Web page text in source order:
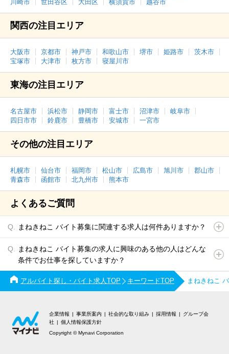
川崎市
世田谷区 大田区 横須賀市 越谷市
関西の注目エリア
大阪市 京都市 神戸市 和歌山市 堺市 姫路市
茨木市
宝塚市
大津市 枚方市 寝屋川市
東海の注目エリア
名古屋市 浜松市 静岡市 富士市 沼津市
岐阜市
四日市市
鈴鹿市 豊橋市 安城市 一宮市
その他の注目エリア
札幌市 仙台市 福岡市 松山市 広島市 旭川市
郡山市
青森市
函館市 北九州市 熊本市
よくあるご質問
まねきねこ バイト募集に関連する求人は何件ありますか？
まねきねこ バイト募集の求人に興味のある他の人はどんな
条件でお仕事を探していますか？
アルバイト探し・バイト求人TOP キーワードTOP まねきねこ
企業情報 事業所案内 社会的な取り組み 採用情報
グループ会
社
個人情報保護方針
Copyright © Mynavi Corporation